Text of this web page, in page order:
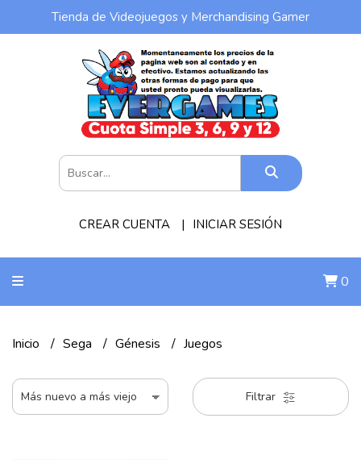
Tienda de Videojuegos y Merchandising Gamer
CREAR CUENTA INICIAR SESIÓN
0
Inicio Sega Génesis Juegos
Filtrar